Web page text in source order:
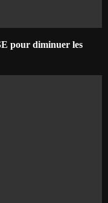
pour diminuer les